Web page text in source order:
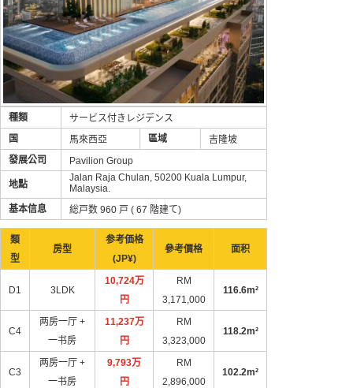
種類
サービス付きレジデンス
国
馬來西亞 區域
吉隆坡
發展公司
Pavilion Group
地點
Jalan Raja Chulan, 50200 Kuala Lumpur,
Malaysia.
基本信息
総戸数 960 戸 ( 67 階建て)
類
型
房型
参考価格
(JP¥)
參考價格 面积
D1 3LDK
10,724万
円
RM
3,171,000
116.6m²
C4
两房一厅 +
一书房
11,237万
円
RM
3,323,000
118.2m²
C3
两房一厅 +
一书房
9,793万
円
RM
2,896,000
102.2m²